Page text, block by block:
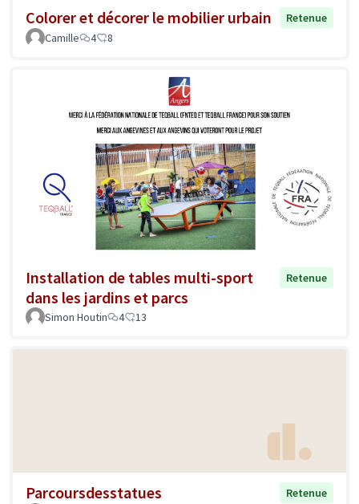
Colorer et décorer le mobilier urbain
Retenue
Camille
4 8
Installation de tables multi-sport
dans les jardins et parcs
Retenue
Simon Houtin 4 13
Parcoursdesstatues
Retenue